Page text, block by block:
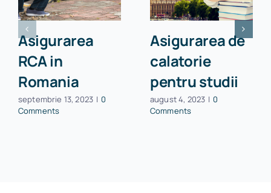
Asigurarea
RCA in
Romania
septembrie 13, 2023 | 0
Comments
Asigurarea de
calatorie
pentru studii
august 4, 2023 | 0
Comments